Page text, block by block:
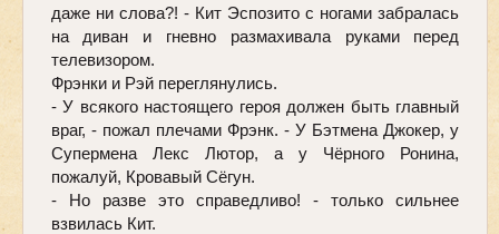
даже ни слова?! - Кит Эспозито с ногами забралась
на диван и гневно размахивала руками перед
телевизором.
Фрэнки и Рэй переглянулись.
- У всякого настоящего героя должен быть главный
враг, - пожал плечами Фрэнк. - У Бэтмена Джокер, у
Супермена Лекс Лютор, а у Чёрного Ронина,
пожалуй, Кровавый Сёгун.
- Но разве это справедливо! - только сильнее
взвилась Кит.